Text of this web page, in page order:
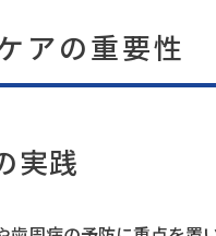
アの重要性
実践